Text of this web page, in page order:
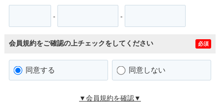
- -
会員規約をご確認の上チェックをしてください 必須
同意する 同意しない
▼会員規約を確認▼